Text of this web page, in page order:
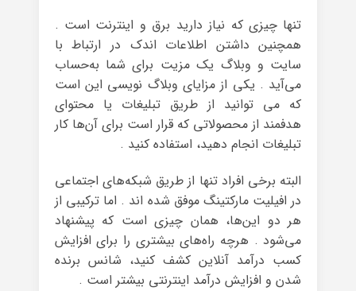
تنها چیزی که نیاز‌ دارید برق و اینترنت است .
همچنین داشتن اطلاعات اندک در ارتباط با
سایت و وبلاگ یک مزیت برای شما به‌حساب
‌می‌آید . یکی از مزایای وبلاگ نویسی این است
که می توانید از طریق تبلیغات یا محتوای
هدفمند از محصولاتی که قرار‌ است برای آن‌ها کار
تبلیغات انجام ‌دهید، استفاده‌ کنید .
البته برخی افراد تنها از طریق شبکه‌های ‌اجتماعی
در افیلیت مارکتینگ موفق ‌شده اند . اما ترکیبی از
هر دو این‌ها، همان چیزی است که پیشنهاد
می‌شود . هرچه راه‌های بیشتری را برای افزایش
کسب درآمد آنلاین کشف ‌کنید، شانس برنده
‌شدن و افزایش درآمد اینترنتی بیشتر است .